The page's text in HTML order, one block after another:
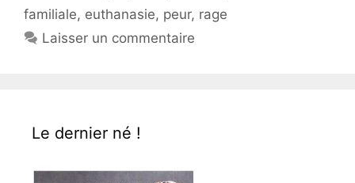
familiale, euthanasie, peur, rage
Laisser un commentaire
Le dernier né !